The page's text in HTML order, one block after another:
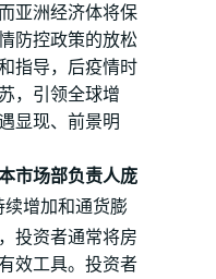
亚洲经济体将保
防控政策的放松
指导，后疫情时
，引领全球增
显现、前景明
市场部负责人庞
增加和通货膨
投资者通常将房
效工具。投资者